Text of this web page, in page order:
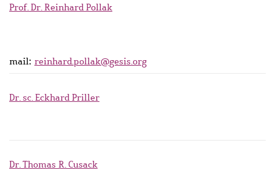
Prof. Dr. Reinhard Pollak
mail: reinhard.pollak@gesis.org
Dr. sc. Eckhard Priller
Dr. Thomas R. Cusack